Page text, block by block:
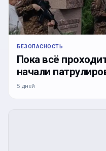
БЕЗОПАСНОСТЬ
Пока всё
начали
5 дней